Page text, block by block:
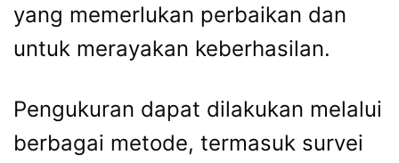
yang memerlukan perbaikan dan
untuk merayakan keberhasilan.
Pengukuran dapat dilakukan melalui
berbagai metode, termasuk survei